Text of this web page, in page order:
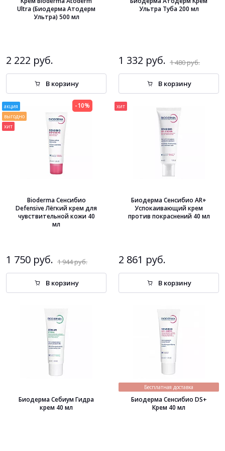
компоненты включаются в продукци в оптимальной
Ultra (Биодерма Атодерм
Ультра) 500 мл
2 222 руб.
В корзину
Ультра Туба 200 мл
1 332 руб. 1 480 руб.
В корзину
акция
выгодно
хит
Bioderma Сенсибио
Defensive Лёгкий крем для
чувствительной кожи 40
мл
1 750 руб. 1 944 руб.
-10%
В корзину
хит
Биодерма Сенсибио AR+
Успокаивающий крем
против покраснений 40 мл
2 861 руб.
В корзину
Биодерма Себиум Гидра
крем 40 мл
Бесплатная доставка
Биодерма Сенсибио DS+
Крем 40 мл